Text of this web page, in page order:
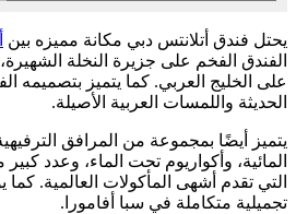
يحتل فندق أتلانتس دبي مكانة مميزه بين
الفندق الفخم على جزيرة النخلة
على الخليج العربي. كما يتميز بتصميمه
الحديثة واللمسات العربية الأصيلة.
يتميز أيضًا بمجموعة من المرافق
المائية، وأكواريوم تحت الماء، وعدد
التي تقدم أشهى المأكولات العالمية.
تجميلية متكاملة في سبا أفامورا.